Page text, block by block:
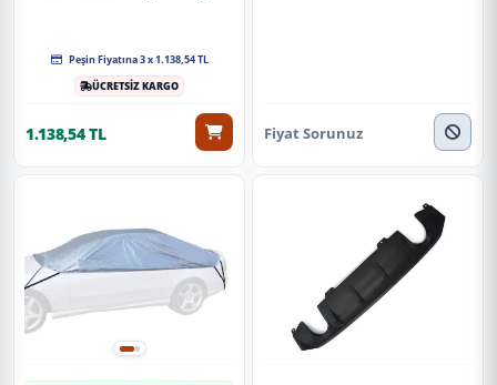
Peşin Fiyatına 3 x 1.138,54 TL
ÜCRETSİZ KARGO
1.138,54 TL Fiyat Sorunuz